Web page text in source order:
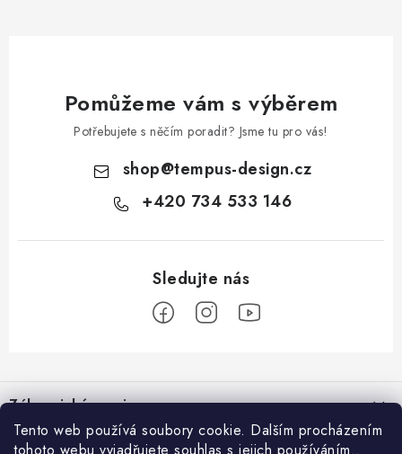
Tento web používá soubory cookie. Dalším procházením
Pomůžeme vám s výběrem
Potřebujete s něčím poradit? Jsme tu pro vás!
shop@tempus-design.cz
+420 734 533 146
á
pZákaznický servis